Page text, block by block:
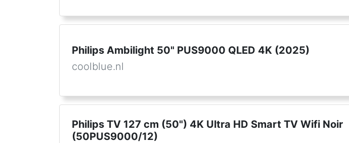
Philips Ambilight 50" PUS9000 QLED 4K (2025)
coolblue.nl
Philips TV 127 cm (50") 4K Ultra HD Smart TV Wifi Noir
(50PUS9000/12)